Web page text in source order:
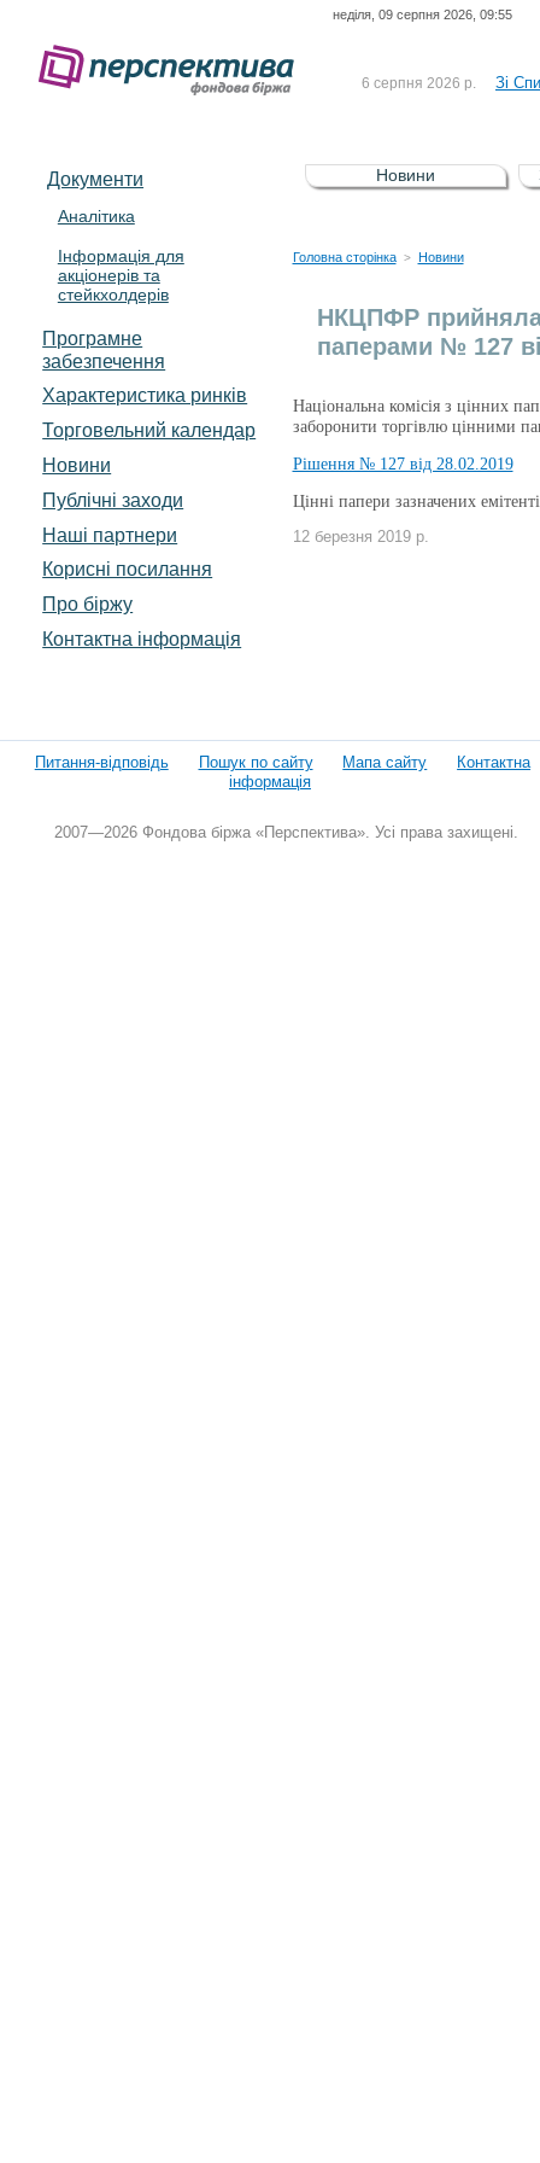
неділя, 09 серпня 2026, 09:55
6 серпня 2026 р. Зі
5 серпня 2026 р.
Зі
UA4000232607)
4 серпня 2026 р.
Документи
Аналітика
Інформація для
акціонерів та
стейкхолдерів
Програмне
забезпечення
Характеристика pинків
Торговельний календар
Новини
Публічні заходи
Наші партнери
Корисні посилання
Про біржу
Контактна інформація
Новини
Головна сторінка > Новини
НКЦПФР прийняла
паперами № 127
Національна комісія з цінних
заборонити торгівлю цінними
Рішення № 127 від 28.02.2019
Цінні папери зазначених
12 березня 2019 р.
Питання-відповідь Пошук по сайту Мапа сайту
Контактна
інформація
2007—2026 Фондова біржа «Перспектива». Усі права захищені.